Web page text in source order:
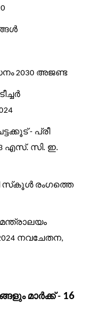
2030 അജണ്ട
ടീച്ചർ
- പ്രീ
എസ്. സി. ഇ.
സ്കൂൾ രംഗത്തെ
മന്ത്രാലയം
നവചേതന,
മാർക്ക്- 16